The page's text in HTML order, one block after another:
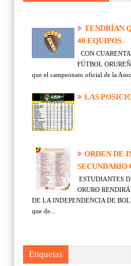
TENDRÍAN
40 EQUIPOS
CON
FÚTBOL
que el campeonato oficial de la
LAS
ORDEN DE
SECUNDARIO
ESTUDIANTES
ORURO
DE LA INDEPENDENCIA DE
que de...
Etiquetas